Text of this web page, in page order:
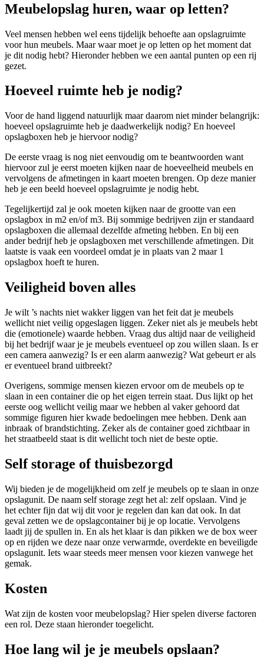
Meubelopslag huren, waar op letten?
Veel mensen hebben wel eens tijdelijk behoefte aan opslagruimte
voor hun meubels. Maar waar moet je op letten op het moment dat
je dit nodig hebt? Hieronder hebben we een aantal punten op een rij
gezet.
Hoeveel ruimte heb je nodig?
Voor de hand liggend natuurlijk maar daarom niet minder belangrijk:
hoeveel opslagruimte heb je daadwerkelijk nodig? En hoeveel
opslagboxen heb je hiervoor nodig?
De eerste vraag is nog niet eenvoudig om te beantwoorden want
hiervoor zul je eerst moeten kijken naar de hoeveelheid meubels en
vervolgens de afmetingen in kaart moeten brengen. Op deze manier
heb je een beeld hoeveel opslagruimte je nodig hebt.
Tegelijkertijd zal je ook moeten kijken naar de grootte van een
opslagbox in m2 en/of m3. Bij sommige bedrijven zijn er standaard
opslagboxen die allemaal dezelfde afmeting hebben. En bij een
ander bedrijf heb je opslagboxen met verschillende afmetingen. Dit
laatste is vaak een voordeel omdat je in plaats van 2 maar 1
opslagbox hoeft te huren.
Veiligheid boven alles
Je wilt ’s nachts niet wakker liggen van het feit dat je meubels
wellicht niet veilig opgeslagen liggen. Zeker niet als je meubels hebt
die (emotionele) waarde hebben. Vraag dus altijd naar de veiligheid
bij het bedrijf waar je je meubels eventueel op zou willen slaan. Is er
een camera aanwezig? Is er een alarm aanwezig? Wat gebeurt er als
er eventueel brand uitbreekt?
Overigens, sommige mensen kiezen ervoor om de meubels op te
slaan in een container die op het eigen terrein staat. Dus lijkt op het
eerste oog wellicht veilig maar we hebben al vaker gehoord dat
sommige figuren hier kwade bedoelingen mee hebben. Denk aan
inbraak of brandstichting. Zeker als de container goed zichtbaar in
het straatbeeld staat is dit wellicht toch niet de beste optie.
Self storage of thuisbezorgd
Wij bieden je de mogelijkheid om zelf je meubels op te slaan in onze
opslagunit. De naam self storage zegt het al: zelf opslaan. Vind je
het echter fijn dat wij dit voor je regelen dan kan dat ook. In dat
geval zetten we de opslagcontainer bij je op locatie. Vervolgens
laadt jij de spullen in. En als het klaar is dan pikken we de box weer
op en rijden we deze naar onze verwarmde, overdekte en beveiligde
opslagunit. Iets waar steeds meer mensen voor kiezen vanwege het
gemak.
Kosten
Wat zijn de kosten voor meubelopslag? Hier spelen diverse factoren
een rol. Deze staan hieronder toegelicht.
Hoe lang wil je je meubels opslaan?